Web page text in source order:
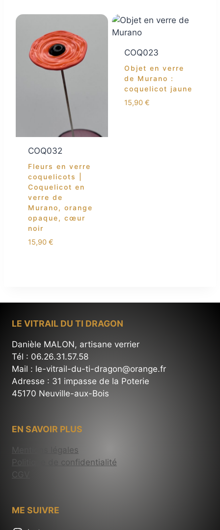
COQ032
Fleurs en verre
coquelicots |
Coquelicot en
verre de
Murano, orange
opaque, cœur
noir
15,90 €
COQ023
Objet en verre
de Murano :
coquelicot jaune
15,90 €
LE VITRAIL DU TI DRAGON
Danièle MALON, artisane verrier
Tél : 06.26.31.57.58
Mail : le-vitrail-du-ti-dragon@orange.fr
Adresse : 31 impasse de la Poterie
45170 Neuville-aux-Bois
EN SAVOIR PLUS
Mentions légales
Politique de confidentialité
CGV
ME SUIVRE